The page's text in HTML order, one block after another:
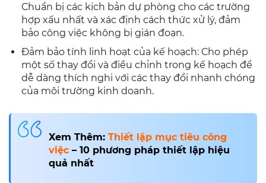
Chuẩn bị các kịch bản dự phòng cho các trường
hợp xấu nhất và xác định cách thức xử lý, đảm
bảo công việc không bị gián đoạn.
Đảm bảo tính linh hoạt của kế hoạch: Cho phép
một số thay đổi và điều chỉnh trong kế hoạch để
dễ dàng thích nghi với các thay đổi nhanh chóng
của môi trường kinh doanh.
Xem Thêm: Thiết lập mục tiêu công
việc – 10 phương pháp thiết lập hiệu
quả nhất